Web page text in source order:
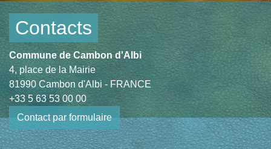
Contacts
Commune de Cambon d'Albi
4, place de la Mairie
81990 Cambon d'Albi - FRANCE
+33 5 63 53 00 00
Contact par formulaire